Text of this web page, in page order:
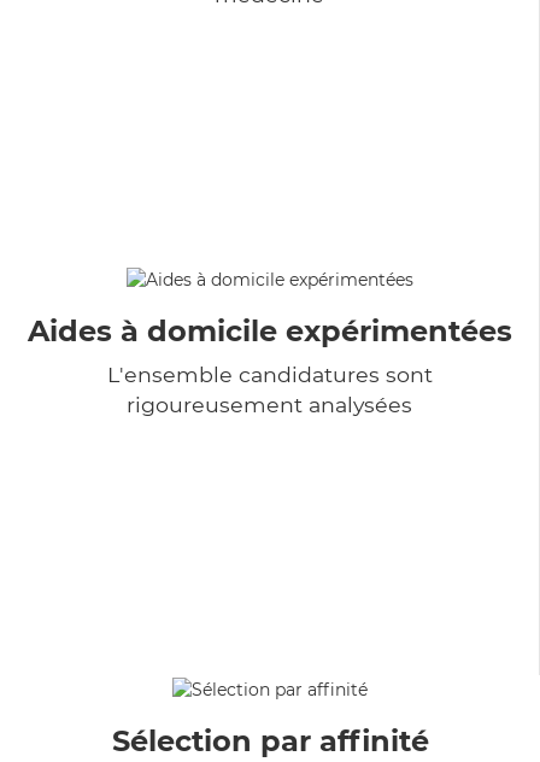
Aides à domicile expérimentées
L'ensemble candidatures sont
rigoureusement analysées
Sélection par affinité